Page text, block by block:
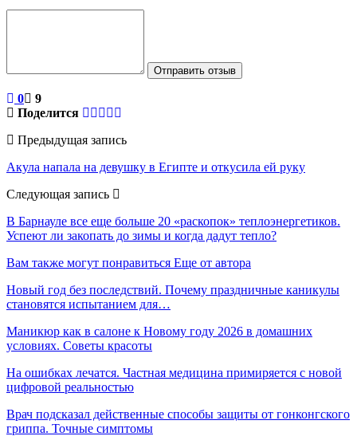
Отправить отзыв
0
9
Поделится
Предыдущая запись
Акула напала на девушку в Египте и откусила ей руку
Следующая запись
В Барнауле все еще больше 20 «раскопок» теплоэнергетиков.
Успеют ли закопать до зимы и когда дадут тепло?
Вам также могут понравиться Еще от автора
Новый год без последствий. Почему праздничные каникулы
становятся испытанием для…
Маникюр как в салоне к Новому году 2026 в домашних
условиях. Советы красоты
На ошибках лечатся. Частная медицина примиряется с новой
цифровой реальностью
Врач подсказал действенные способы защиты от гонконгского
гриппа. Точные симптомы